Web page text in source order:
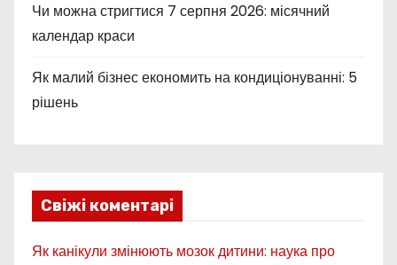
Чи можна стригтися 7 серпня 2026: місячний
календар краси
Як малий бізнес економить на кондиціонуванні: 5
рішень
Свіжі коментарі
Як канікули змінюють мозок дитини: наука про